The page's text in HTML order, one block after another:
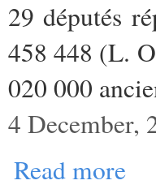
29 députés
458 448 (L.
020 000
4 December,
Read more